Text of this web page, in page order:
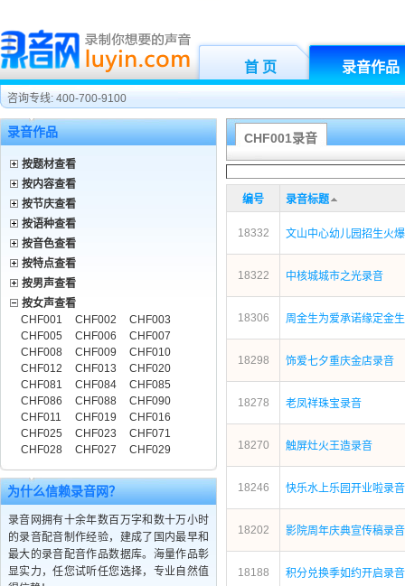
首 页 录音作品
咨询专线: 400-700-9100
录音作品
按题材查看
按内容查看
按节庆查看
按语种查看
按音色查看
按特点查看
按男声查看
按女声查看
CHF001
CHF002
CHF003
CHF005
CHF006
CHF007
CHF008
CHF009
CHF010
CHF012
CHF013
CHF020
CHF081
CHF084
CHF085
CHF086
CHF088
CHF090
CHF011
CHF019
CHF016
CHF025
CHF023
CHF071
CHF028
CHF027 CHF029
为什么信赖录音网？
录音网拥有十余年数百万字和数十万小时
的录音配音制作经验，建成了国内最早和
最大的录音配音作品数据库。海量作品彰
显实力，任您试听任您选择，专业自然值
CHF001录音
编号 录音标题
18332 文山中心幼儿园招生火
18322 中核城城市之光录音
18306 周金生为爱承诺缘定金
18298 饰爱七夕重庆金店录音
18278 老凤祥珠宝录音
18270 触屏灶火王造录音
18246 快乐水上乐园开业啦录音
18202 影院周年庆典宣传稿录音
18188 积分兑换季如约开启录音